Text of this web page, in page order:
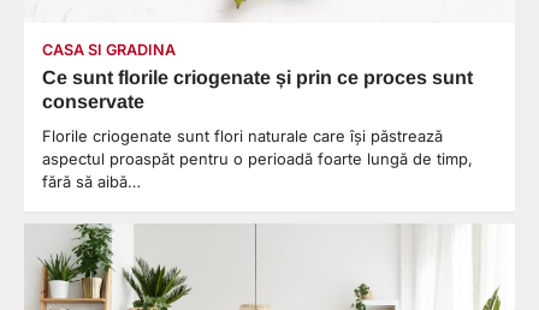
CASA SI GRADINA
Ce sunt florile criogenate și prin ce proces sunt
conservate
Florile criogenate sunt flori naturale care își păstrează
aspectul proaspăt pentru o perioadă foarte lungă de timp,
fără să aibă…